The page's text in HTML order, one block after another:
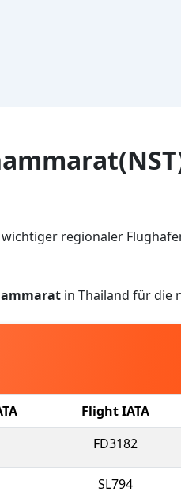
regionaler
in Thailand für die
Flight IATA
FD3182
SL794